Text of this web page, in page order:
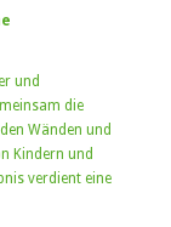
und
die
Wänden und
Kindern und
verdient eine